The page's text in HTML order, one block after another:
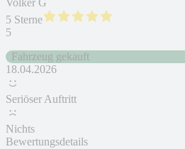
Volker G
5 Sterne
5
Fahrzeug gekauft
18.04.2026
Seriöser Auftritt
Nichts
Bewertungsdetails